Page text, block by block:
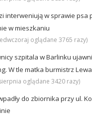
interweniują w sprawie psa
w mieszkaniu
oglądane 3765 razy)
szpitala w Barlinku
W tle matka burmistrz
oglądane 3420 razy)
do zbiornika przy ul.